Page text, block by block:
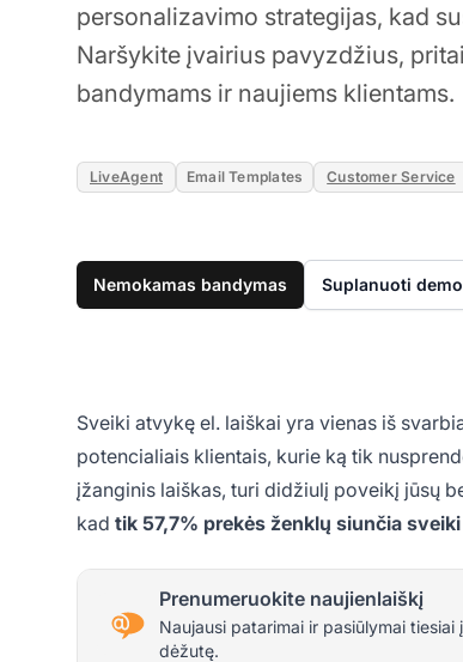
personalizavimo strategijas, kad
Naršykite įvairius pavyzdžius,
bandymams ir naujiems klientams.
LiveAgent Email Templates Customer Service
Nemokamas bandymas Suplanuoti
Sveiki atvykę el. laiškai yra vienas iš
potencialiais klientais, kurie ką tik
įžanginis laiškas, turi didžiulį poveikį jūsų
kad tik 57,7% prekės ženklų siunčia
Prenumeruokite naujienlaiškį
Naujausi patarimai ir pasiūlymai tiesiai
dėžutę.